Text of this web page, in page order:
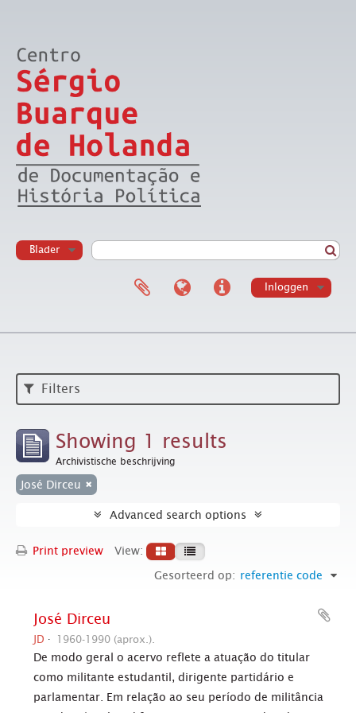
Blader
Inloggen
Filters
Showing 1 results
Archivistische beschrijving
José Dirceu
Advanced search options
Print preview
View:
Gesorteerd op: referentie code
José Dirceu
JD 1960-1990 (aprox.).
De modo geral o acervo reflete a atuação do titular
como militante estudantil, dirigente partidário e
parlamentar. Em relação ao seu período de militância